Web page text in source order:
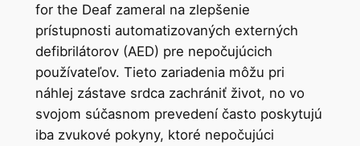
for the Deaf zameral na zlepšenie
prístupnosti automatizovaných externých
defibrilátorov (AED) pre nepočujúcich
používateľov. Tieto zariadenia môžu pri
náhlej zástave srdca zachrániť život, no vo
svojom súčasnom prevedení často poskytujú
iba zvukové pokyny, ktoré nepočujúci